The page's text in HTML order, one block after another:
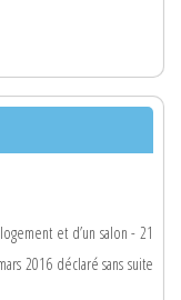
et d’un salon - 21
2016 déclaré sans suite